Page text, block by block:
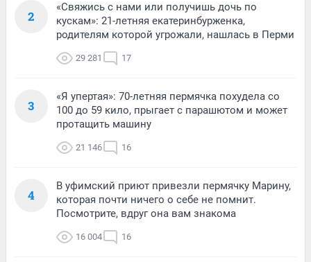
2
«Свяжись с нами или получишь дочь по
кускам»: 21-летняя екатеринбурженка,
родителям которой угрожали, нашлась в Перми
29 281 17
3
«Я упертая»: 70-летняя пермячка похудела со
100 до 59 кило, прыгает с парашютом и может
протащить машину
21 146 16
4
В уфимский приют привезли пермячку Марину,
которая почти ничего о себе не помнит.
Посмотрите, вдруг она вам знакома
16 004 16